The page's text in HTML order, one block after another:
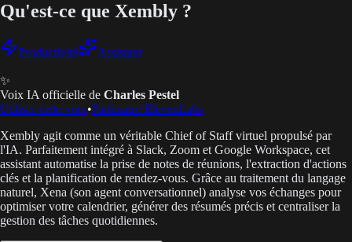
Qu'est-ce que Xembly ?
Productivité Assistant
✨
Voix IA officielle de Charles Pestel
Utiliser cette voix•Partenaire ElevenLabs
Xembly agit comme un véritable Chief of Staff virtuel propulsé par
l'IA. Parfaitement intégré à Slack, Zoom et Google Workspace, cet
assistant automatise la prise de notes de réunions, l'extraction d'actions
clés et la planification de rendez-vous. Grâce au traitement du langage
naturel, Xena (son agent conversationnel) analyse vos échanges pour
optimiser votre calendrier, générer des résumés précis et centraliser la
gestion des tâches quotidiennes.